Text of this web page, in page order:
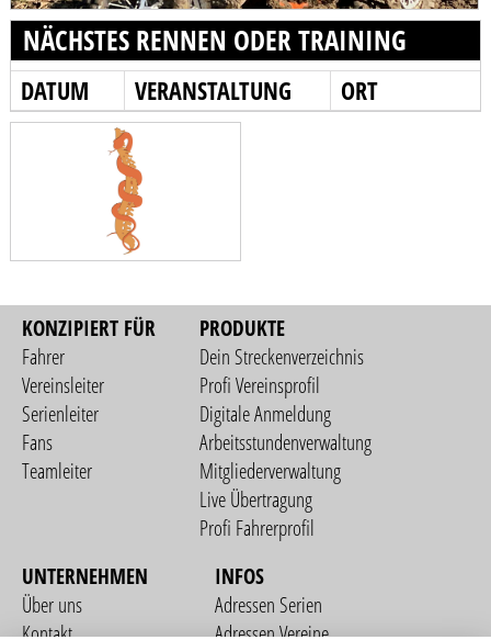
NÄCHSTES RENNEN ODER TRAINING
DATUM VERANSTALTUNG ORT
KONZIPIERT FÜR
Fahrer
Vereinsleiter
Serienleiter
Fans
Teamleiter
PRODUKTE
Dein Streckenverzeichnis
Profi Vereinsprofil
Digitale Anmeldung
Arbeitsstundenverwaltung
Mitgliederverwaltung
Live Übertragung
Profi Fahrerprofil
UNTERNEHMEN
Über uns
Kontakt
INFOS
Adressen Serien
Adressen Vereine